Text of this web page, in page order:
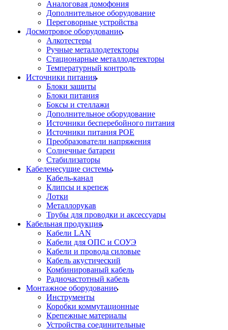
Аналоговая домофония
Дополнительное оборудование
Переговорные устройства
Досмотровое оборудование
Алкотестеры
Ручные металлодетекторы
Стационарные металлодетекторы
Температурный контроль
Источники питания
Блоки защиты
Блоки питания
Боксы и стеллажи
Дополнительное оборудование
Источники бесперебойного питания
Источники питания POE
Преобразователи напряжения
Солнечные батареи
Стабилизаторы
Кабеленесущие системы
Кабель-канал
Клипсы и крепеж
Лотки
Металлорукав
Трубы для проводки и аксессуары
Кабельная продукция
Кабели LAN
Кабели для ОПС и СОУЭ
Кабели и провода силовые
Кабель акустический
Комбинированый кабель
Радиочастотный кабель
Монтажное оборудование
Инструменты
Коробки коммутационные
Крепежные материалы
Устройства соединительные